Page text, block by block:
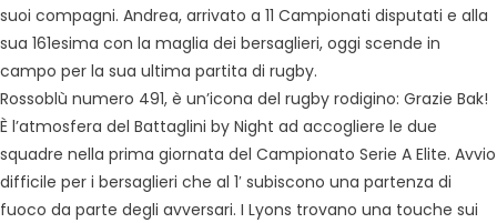
suoi compagni. Andrea, arrivato a 11 Campionati disputati e alla
sua 161esima con la maglia dei bersaglieri, oggi scende in
campo per la sua ultima partita di rugby.
Rossoblù numero 491, è un’icona del rugby rodigino: Grazie Bak!
È l’atmosfera del Battaglini by Night ad accogliere le due
squadre nella prima giornata del Campionato Serie A Elite. Avvio
difficile per i bersaglieri che al 1′ subiscono una partenza di
fuoco da parte degli avversari. I Lyons trovano una touche sui